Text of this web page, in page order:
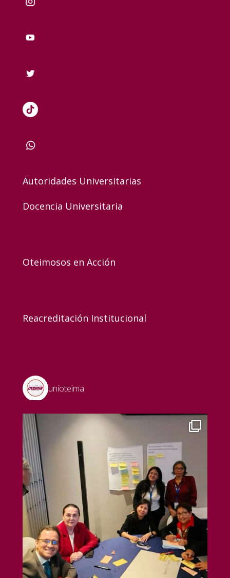
Autoridades Universitarias
Docencia Universitaria
Oteimosos en Acción
Reacreditación Institucional
unioteima